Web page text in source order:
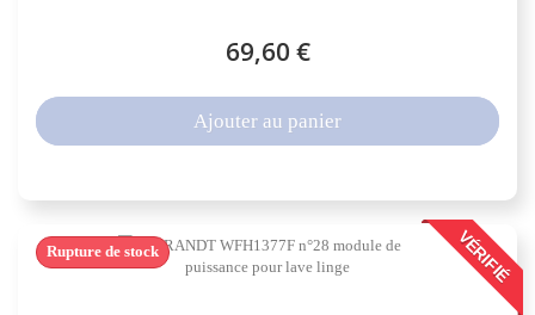
69,60 €
Ajouter au panier
VÉRIFIÉ
Rupture de stock